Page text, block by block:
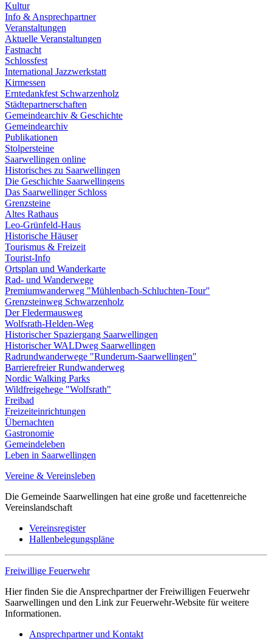
Kultur
Info & Ansprechpartner
Veranstaltungen
Aktuelle Veranstaltungen
Fastnacht
Schlossfest
International Jazzwerkstatt
Kirmessen
Erntedankfest Schwarzenholz
Städtepartnerschaften
Gemeindearchiv & Geschichte
Gemeindearchiv
Publikationen
Stolpersteine
Saarwellingen online
Historisches zu Saarwellingen
Die Geschichte Saarwellingens
Das Saarwellinger Schloss
Grenzsteine
Altes Rathaus
Leo-Grünfeld-Haus
Historische Häuser
Tourismus & Freizeit
Tourist-Info
Ortsplan und Wanderkarte
Rad- und Wanderwege
Premiumwanderweg "Mühlenbach-Schluchten-Tour"
Grenzsteinweg Schwarzenholz
Der Fledermausweg
Wolfsrath-Helden-Weg
Historischer Spaziergang Saarwellingen
Historischer WALDweg Saarwellingen
Radrundwanderwege "Runderum-Saarwellingen"
Barrierefreier Rundwanderweg
Nordic Walking Parks
Wildfreigehege "Wolfsrath"
Freibad
Freizeiteinrichtungen
Übernachten
Gastronomie
Gemeindeleben
Leben in Saarwellingen
Vereine & Vereinsleben
Die Gemeinde Saarwellingen hat eine große und facettenreiche
Vereinslandschaft
Vereinsregister
Hallenbelegungspläne
Freiwillige Feuerwehr
Hier finden Sie die Ansprechpartner der Freiwilligen Feuerwehr
Saarwellingen und den Link zur Feuerwehr-Website für weitere
Informationen.
Ansprechpartner und Kontakt